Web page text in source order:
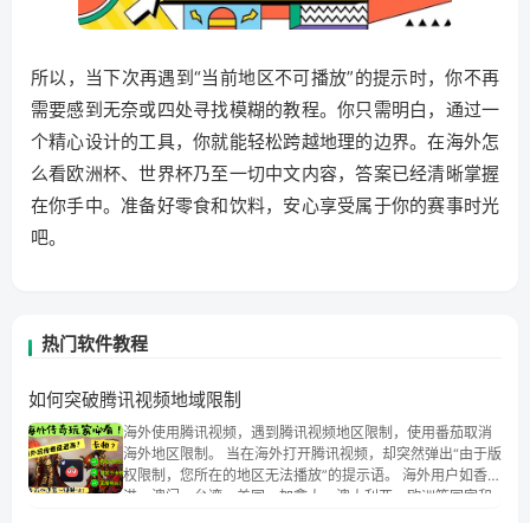
所以，当下次再遇到“当前地区不可播放”的提示时，你不再
需要感到无奈或四处寻找模糊的教程。你只需明白，通过一
个精心设计的工具，你就能轻松跨越地理的边界。在海外怎
么看欧洲杯、世界杯乃至一切中文内容，答案已经清晰掌握
在你手中。准备好零食和饮料，安心享受属于你的赛事时光
吧。
热门软件教程
如何突破腾讯视频地域限制
海外使用腾讯视频，遇到腾讯视频地区限制，使用番茄取消
海外地区限制。 当在海外打开腾讯视频，却突然弹出“由于版
权限制，您所在的地区无法播放”的提示语。 海外用户如香
港、澳门、台湾、美国、加拿大、澳大利亚、欧洲等国家和